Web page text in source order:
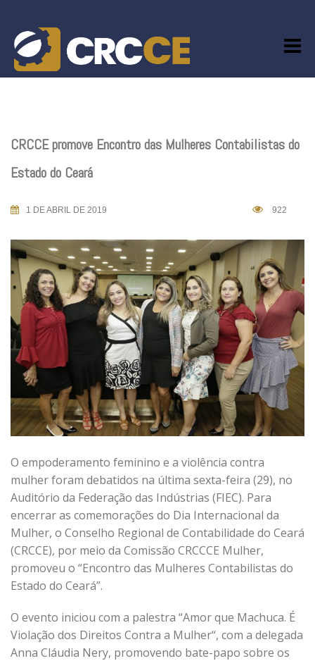
content
CRCCE promove Encontro das Mulheres Contabilistas do
Estado do Ceará
1 DE ABRIL DE 2019 922
O empoderamento feminino e a violência contra
mulher foram debatidos na última sexta-feira (29), no
Auditório da Federação das Indústrias (FIEC). Para
encerrar as comemorações do Dia Internacional da
Mulher, o Conselho Regional de Contabilidade do Ceará
(CRCCE), por meio da Comissão CRCCCE Mulher,
promoveu o “Encontro das Mulheres Contabilistas do
Estado do Ceará”.
O evento iniciou com a palestra “Amor que Machuca. É
Violação dos Direitos Contra a Mulher“, com a delegada
Anna Cláudia Nery, promovendo bate-papo sobre os